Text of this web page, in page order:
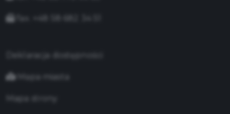
Mapa miasta